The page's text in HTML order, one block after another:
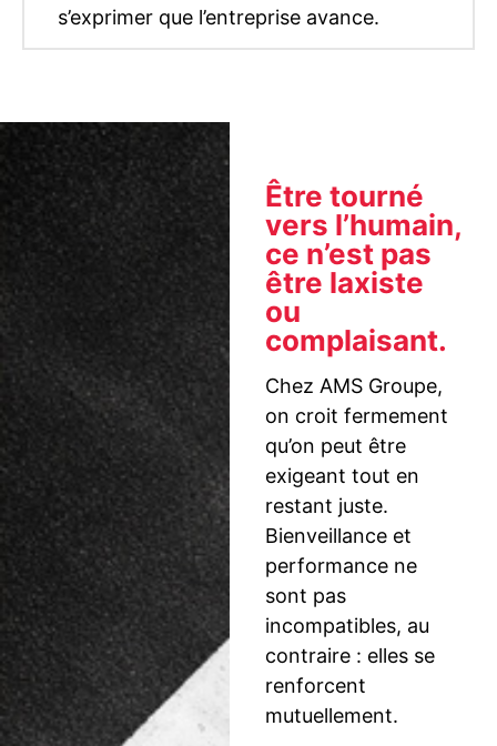
s’exprimer que l’entreprise avance.
Être tourné
vers l’humain,
ce n’est pas
être laxiste
ou
complaisant.
Chez AMS Groupe,
on croit fermement
qu’on peut être
exigeant tout en
restant juste.
Bienveillance et
performance ne
sont pas
incompatibles, au
contraire : elles se
renforcent
mutuellement.